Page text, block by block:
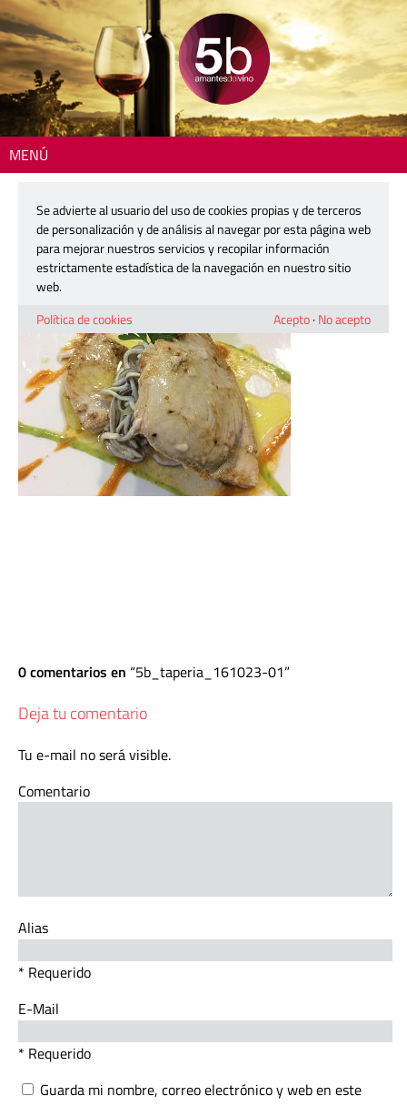
MENÚ
5b_taperia_161023-01
21 octubre, 2016
0 comentarios en 5b_taperia_161023-01
Deja tu comentario
Tu e-mail no será visible.
Comentario
Alias
* Requerido
E-Mail
* Requerido
Guarda mi nombre, correo electrónico y web en este
Se advierte al usuario del uso de cookies propias y de terceros
de personalización y de análisis al navegar por esta página web
para mejorar nuestros servicios y recopilar información
estrictamente estadística de la navegación en nuestro sitio
web.
Política de cookies
Acepto· No acepto